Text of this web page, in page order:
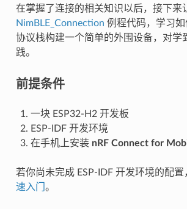
在掌握了连接的相关知识以后，接下来
NimBLE_Connection 例程代码，学习
协议栈构建一个简单的外围设备，对学
践。
前提条件
一块 ESP32-H2 开发板
ESP-IDF 开发环境
在手机上安装 nRF Connect for
若你尚未完成 ESP-IDF 开发环境的配置
速入门 。